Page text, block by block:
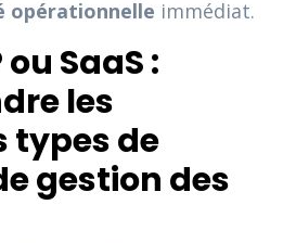
opérationnelle immédiat.
ou SaaS :
les
types de
gestion des